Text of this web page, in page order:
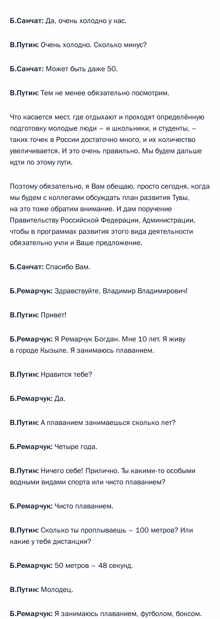
Б.Санчат: Да, очень холодно у нас.
В.Путин: Очень холодно. Сколько минус?
Б.Санчат: Может быть даже 50.
В.Путин: Тем не менее обязательно посмотрим.
Что касается мест, где отдыхают и проходят определённую
подготовку молодые люди – и школьники, и студенты, –
таких точек в России достаточно много, и их количество
увеличивается. И это очень правильно. Мы будем дальше
идти по этому пути.
Поэтому обязательно, я Вам обещаю, просто сегодня, когда
мы будем с коллегами обсуждать план развития Тувы,
на это тоже обратим внимание. И дам поручение
Правительству Российской Федерации, Администрации,
чтобы в программах развития этого вида деятельности
обязательно учли и Ваше предложение.
Б.Санчат: Спасибо Вам.
Б.Ремарчук: Здравствуйте, Владимир Владимирович!
В.Путин: Привет!
Б.Ремарчук: Я Ремарчук Богдан. Мне 10 лет. Я живу
в городе Кызыле. Я занимаюсь плаванием.
В.Путин: Нравится тебе?
Б.Ремарчук: Да.
В.Путин: А плаванием занимаешься сколько лет?
Б.Ремарчук: Четыре года.
В.Путин: Ничего себе! Прилично. Ты какими-то особыми
водными видами спорта или чисто плаванием?
Б.Ремарчук: Чисто плаванием.
В.Путин: Сколько ты проплываешь – 100 метров? Или
какие у тебя дистанции?
Б.Ремарчук: 50 метров – 48 секунд.
В.Путин: Молодец.
Б.Ремарчук: Я занимаюсь плаванием, футболом, боксом.